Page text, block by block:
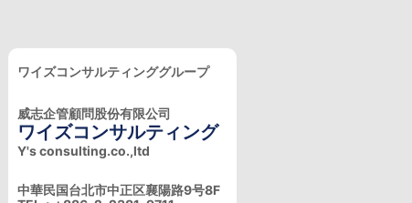
ワイズコンサルティンググループ
威志企管顧問股份有限公司
ワイズコンサルティング
Y's consulting.co.,ltd
中華民国台北市中正区襄陽路9号8F